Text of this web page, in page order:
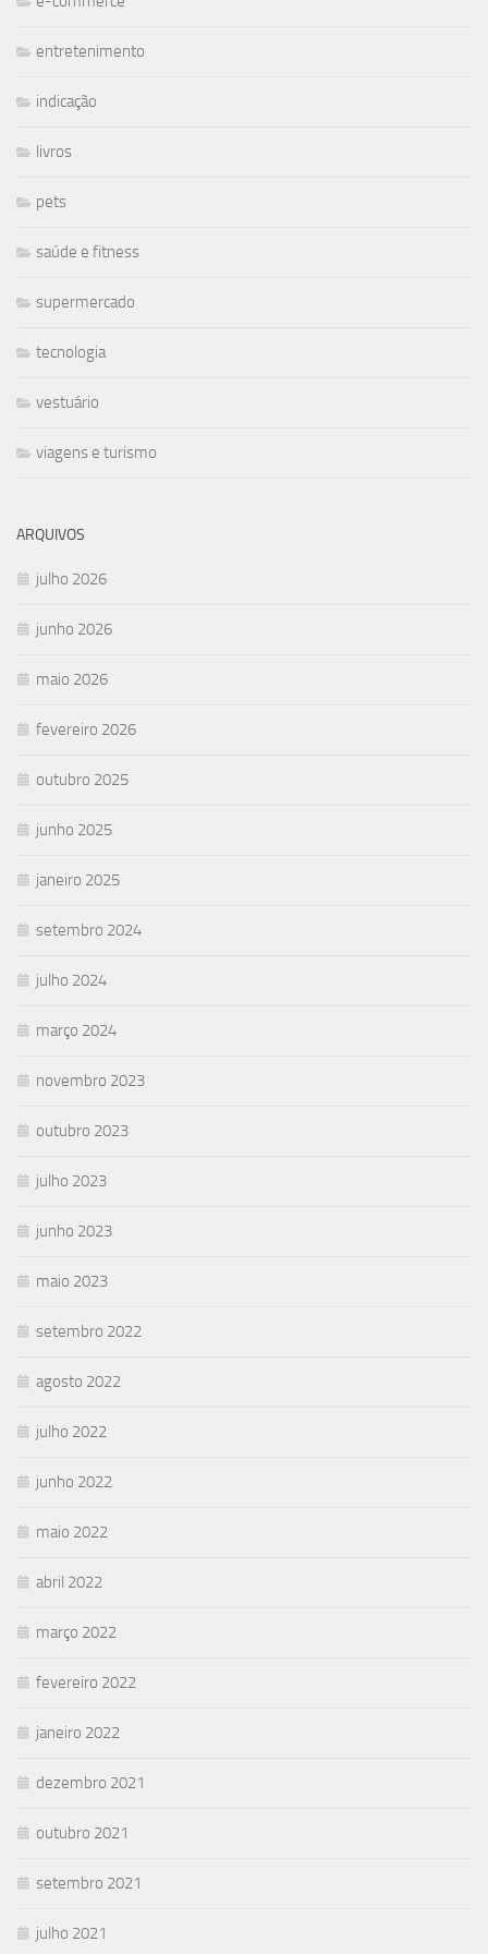
entretenimento
indicação
livros
pets
saúde e fitness
supermercado
tecnologia
vestuário
viagens e turismo
ARQUIVOS
julho 2026
junho 2026
maio 2026
fevereiro 2026
outubro 2025
junho 2025
janeiro 2025
setembro 2024
julho 2024
março 2024
novembro 2023
outubro 2023
julho 2023
junho 2023
maio 2023
setembro 2022
agosto 2022
julho 2022
junho 2022
maio 2022
abril 2022
março 2022
fevereiro 2022
janeiro 2022
dezembro 2021
outubro 2021
setembro 2021
julho 2021